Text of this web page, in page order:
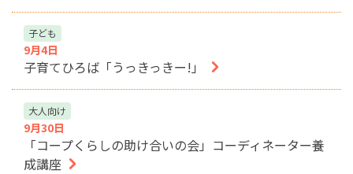
9月4日
子ども
子育てひろば「うっきっきー!」
9月30日
大人向け
「コープくらしの助け合いの会」コーディネーター養
成講座